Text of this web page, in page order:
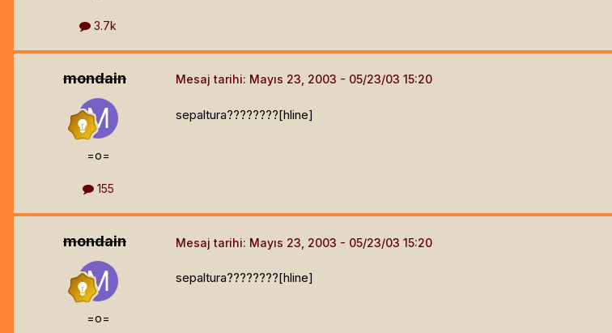
3.7k
mondain
=o=
155
Mesaj tarihi: Mayıs 23, 2003
sepaltura????????[hline]
mondain
=o=
Mesaj tarihi: Mayıs 23, 2003
sepaltura????????[hline]